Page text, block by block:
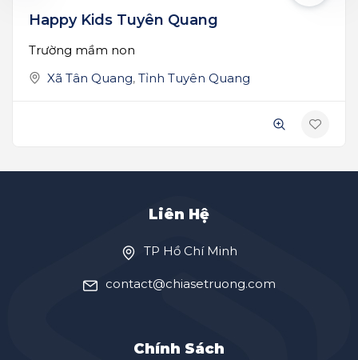
Happy Kids Tuyên Quang
Trường mầm non
Xã Tân Quang, Tỉnh Tuyên Quang
Liên Hệ
TP Hồ Chí Minh
contact@chiasetruong.com
Chính Sách